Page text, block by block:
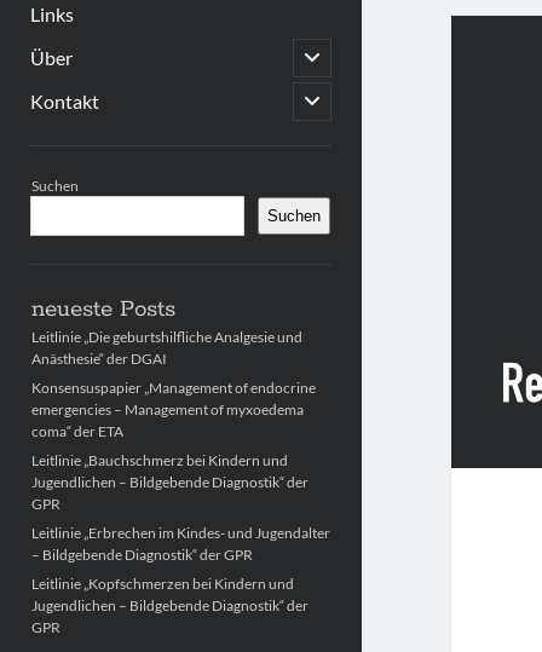
Links
Über
open
child
menu
Kontakt
open
child
Suchen
Suchen
neueste Posts
Leitlinie „Die geburtshilfliche Analgesie und
Anästhesie“ der DGAI
Konsensuspapier „Management of endocrine
emergencies – Management of myxoedema
coma“ der ETA
Leitlinie „Bauchschmerz bei Kindern und
Jugendlichen – Bildgebende Diagnostik“ der
GPR
Leitlinie „Erbrechen im Kindes- und Jugendalter
– Bildgebende Diagnostik“ der GPR
Leitlinie „Kopfschmerzen bei Kindern und
Jugendlichen – Bildgebende Diagnostik“ der
GPR